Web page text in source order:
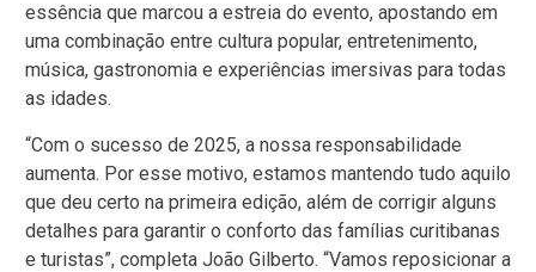
essência que marcou a estreia do evento, apostando em
uma combinação entre cultura popular, entretenimento,
música, gastronomia e experiências imersivas para todas
as idades.
“Com o sucesso de 2025, a nossa responsabilidade
aumenta. Por esse motivo, estamos mantendo tudo aquilo
que deu certo na primeira edição, além de corrigir alguns
detalhes para garantir o conforto das famílias curitibanas
e turistas”, completa João Gilberto. “Vamos reposicionar a